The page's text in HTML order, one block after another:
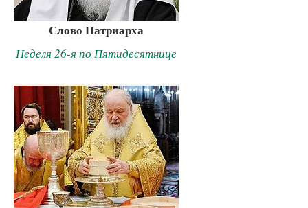
Слово Патриарха
Неделя 26-я по Пятидесятнице